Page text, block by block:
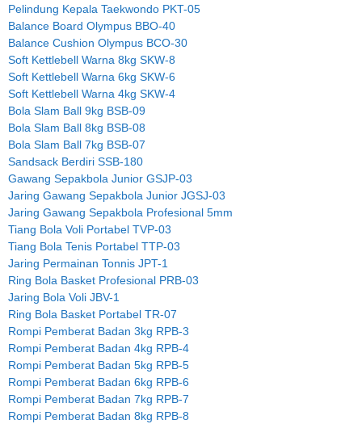
Pelindung Kepala Taekwondo PKT-05
Balance Board Olympus BBO-40
Balance Cushion Olympus BCO-30
Soft Kettlebell Warna 8kg SKW-8
Soft Kettlebell Warna 6kg SKW-6
Soft Kettlebell Warna 4kg SKW-4
Bola Slam Ball 9kg BSB-09
Bola Slam Ball 8kg BSB-08
Bola Slam Ball 7kg BSB-07
Sandsack Berdiri SSB-180
Gawang Sepakbola Junior GSJP-03
Jaring Gawang Sepakbola Junior JGSJ-03
Jaring Gawang Sepakbola Profesional 5mm
Tiang Bola Voli Portabel TVP-03
Tiang Bola Tenis Portabel TTP-03
Jaring Permainan Tonnis JPT-1
Ring Bola Basket Profesional PRB-03
Jaring Bola Voli JBV-1
Ring Bola Basket Portabel TR-07
Rompi Pemberat Badan 3kg RPB-3
Rompi Pemberat Badan 4kg RPB-4
Rompi Pemberat Badan 5kg RPB-5
Rompi Pemberat Badan 6kg RPB-6
Rompi Pemberat Badan 7kg RPB-7
Rompi Pemberat Badan 8kg RPB-8